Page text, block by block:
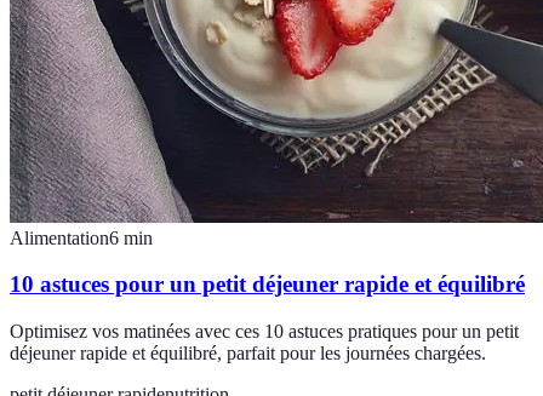
Alimentation6 min
10 astuces pour un petit déjeuner rapide et équilibré
Optimisez vos matinées avec ces 10 astuces pratiques pour un petit
déjeuner rapide et équilibré, parfait pour les journées chargées.